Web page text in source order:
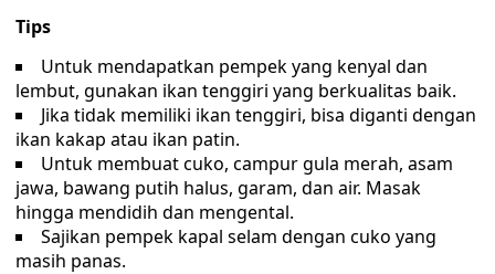
Tips
Untuk mendapatkan pempek yang kenyal dan
lembut, gunakan ikan tenggiri yang berkualitas baik.
Jika tidak memiliki ikan tenggiri, bisa diganti dengan
ikan kakap atau ikan patin.
Untuk membuat cuko, campur gula merah, asam
jawa, bawang putih halus, garam, dan air. Masak
hingga mendidih dan mengental.
Sajikan pempek kapal selam dengan cuko yang
masih panas.